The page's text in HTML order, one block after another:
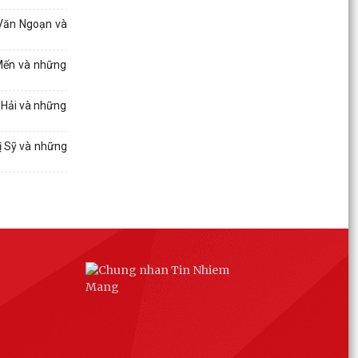
Ngoạn và
và những
và những
Sỹ và những
khuyến nghị phù...